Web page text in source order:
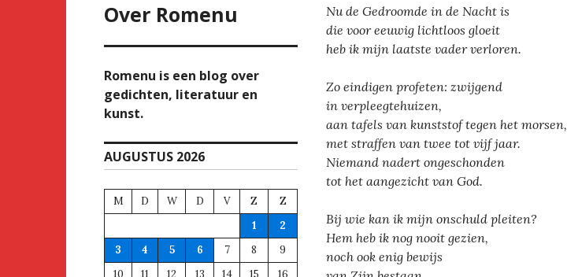
Nu de Gedroomde in de Nacht is
die voor eeuwig lichtloos gloeit
heb ik mijn laatste vader verloren.
Zo eindigen profeten: zwijgend
in verpleegtehuizen,
aan tafels van kunststof tegen het morsen,
met straffen van twee tot vijf jaar.
Niemand nadert ongeschonden
tot het aangezicht van God.
Bij wie kan ik mijn onschuld pleiten?
Hem heb ik nog nooit gezien,
noch ook enig bewijs
Over Romenu
Romenu is een blog over
gedichten, literatuur en
kunst.
AUGUSTUS 2026
M D W D V Z
Z
1
2
3
4 5 6 7 8
9